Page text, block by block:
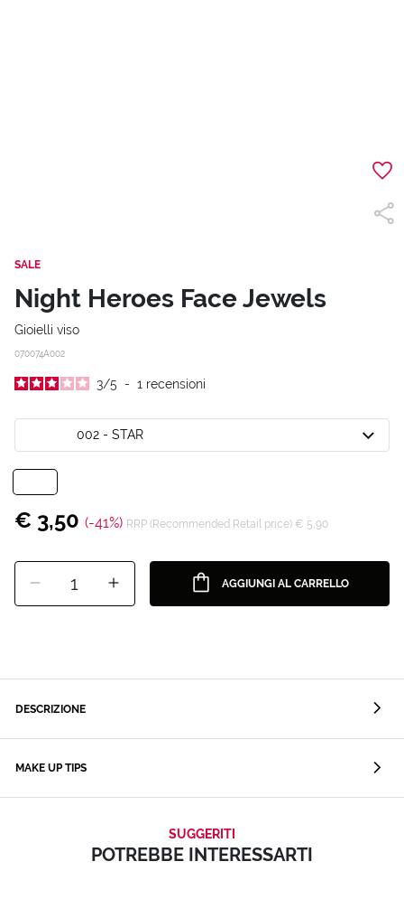
SALE
Night Heroes Face Jewels
Gioielli viso
070074A002
3/5 - 1 recensioni
002 - STAR
€ 3,50 (-41%) RRP (Recommended Retail price) € 5,90
1 AGGIUNGI AL CARRELLO
DESCRIZIONE
MAKE UP TIPS
SUGGERITI
POTREBBE INTERESSARTI